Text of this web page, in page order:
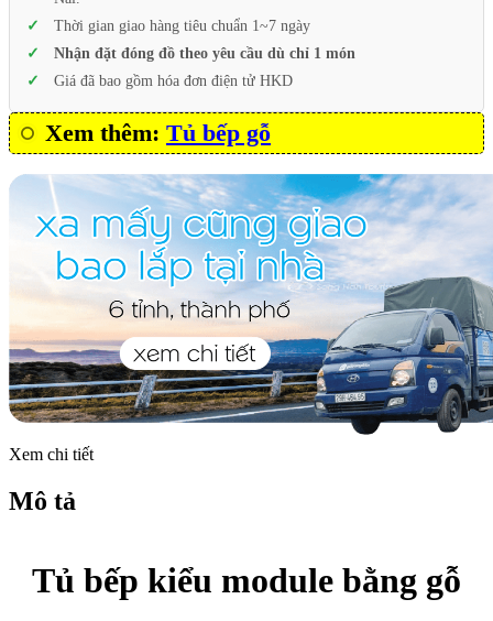
Thời gian giao hàng tiêu chuẩn 1~7 ngày
Nhận đặt đóng đồ theo yêu cầu dù chỉ 1 món
Giá đã bao gồm hóa đơn điện tử HKD
Xem thêm: Tủ bếp gỗ
Xem chi tiết
Mô tả
Tủ bếp kiểu module bằng gỗ